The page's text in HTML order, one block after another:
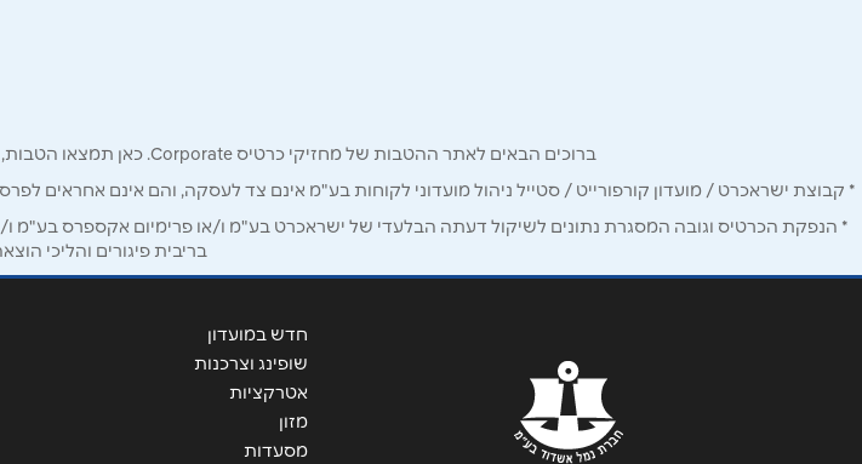
נושא*
אנא חזרו אלי בקשר ל...
הודעה*
ברוכים הבאים לאתר ההטבות של מחזיקי כרטיס Corporate. כאן תמצאו הטבות, הנחות ומבצעים אטרקטיביים אך ורק לכם מחזיקי כרטיס קורפורייט!
* קבוצת ישראכרט / מועדון קורפורייט / סטייל ניהול מועדוני לקוחות בע"מ אינם צד לעסקה, והם אינם אחראים
* הנפקת הכרטיס וגובה המסגרת נתונים לשיקול דעתה הבלעדי של ישראכרט בע"מ ו/או פרימיום אקספרס בע"מ ו/
בריבית פיגורים והליכי
חדש במועדון
שופינג וצרכנות
אטרקציות
מזון
מסעדות